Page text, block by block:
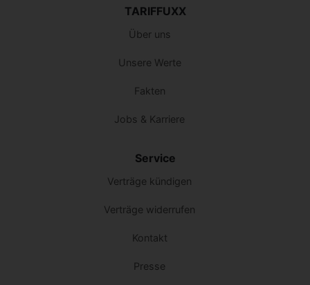
TARIFFUXX
Über uns
Unsere Werte
Fakten
Jobs & Karriere
Service
Verträge kündigen
Verträge widerrufen
Kontakt
Presse